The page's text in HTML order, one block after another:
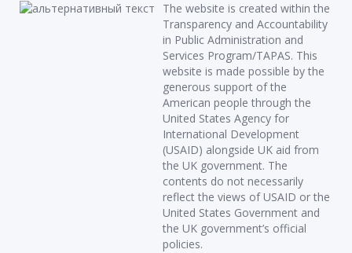
The website is created within the
Transparency and Accountability
in Public Administration and
Services Program/TAPAS. This
website is made possible by the
generous support of the
American people through the
United States Agency for
International Development
(USAID) alongside UK aid from
the UK government. The
contents do not necessarily
reflect the views of USAID or the
United States Government and
the UK government’s official
policies.